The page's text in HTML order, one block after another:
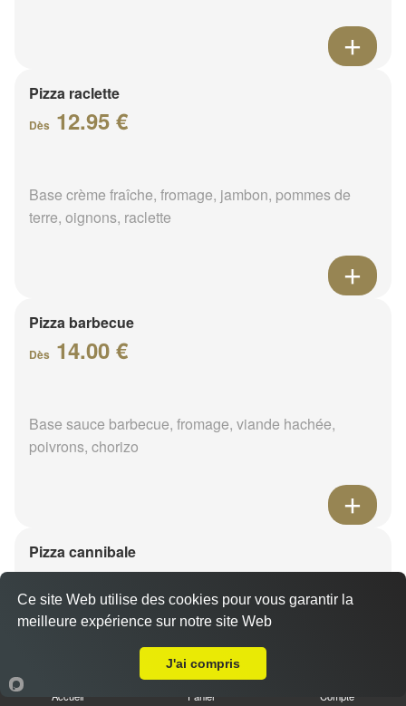
Pizza raclette
Dès 12.95 €
Base crème fraîche, fromage, jambon, pommes de
terre, oignons, raclette
Pizza barbecue
Dès 14.00 €
Base sauce barbecue, fromage, viande hachée,
poivrons, chorizo
Pizza cannibale
14.00 €
Base sauce barbecue, fromage, viande hachée,
Accueil Panier Compte
Ce site Web utilise des cookies pour vous garantir la
meilleure expérience sur notre site Web
J'ai compris